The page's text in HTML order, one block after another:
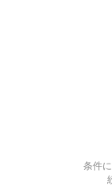
条件